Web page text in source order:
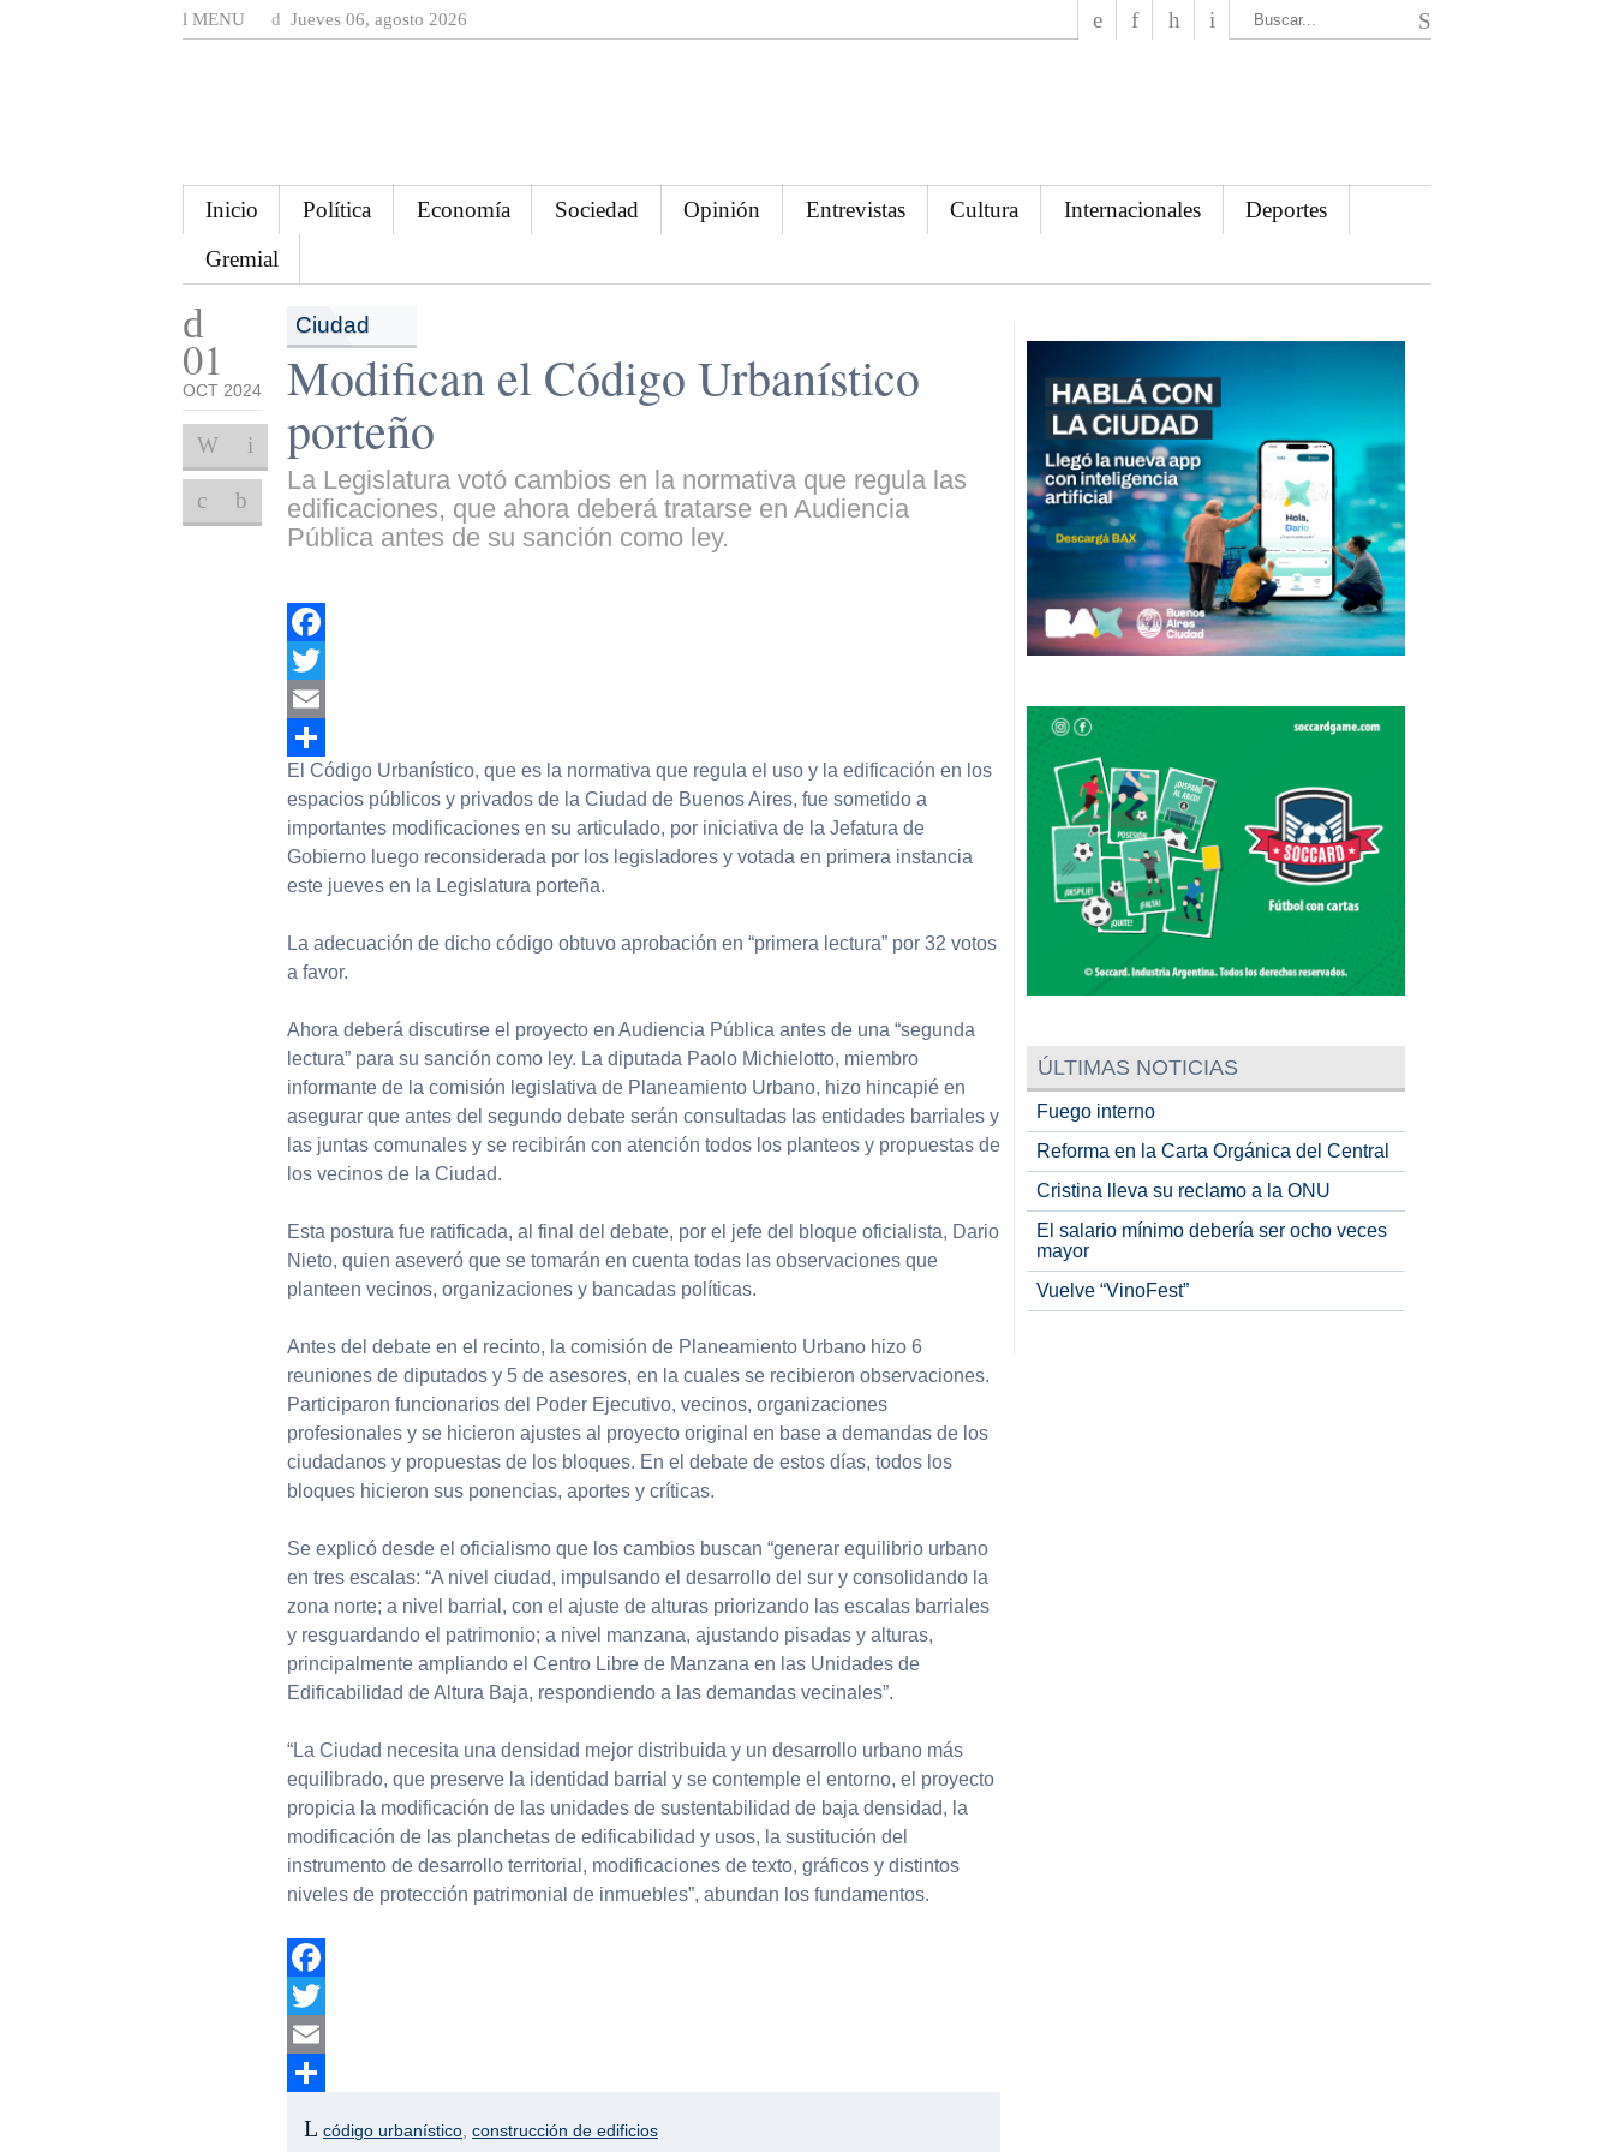
MENU Jueves 06, agosto 2026
Inicio Política Economía Sociedad Opinión Entrevistas Cultura Internacionales
Deportes
Gremial
01
OCT 2024
Ciudad
Modifican el Código Urbanístico
porteño
La Legislatura votó cambios en la normativa que regula las
edificaciones, que ahora deberá tratarse en Audiencia
Pública antes de su sanción como ley.
Facebook
Twitter
Email
Compartir
El Código Urbanístico, que es la normativa que regula el uso y la edificación en los
espacios públicos y privados de la Ciudad de Buenos Aires, fue sometido a
importantes modificaciones en su articulado, por iniciativa de la Jefatura de
Gobierno luego reconsiderada por los legisladores y votada en primera instancia
este jueves en la Legislatura porteña.
La adecuación de dicho código obtuvo aprobación en “primera lectura” por 32 votos
a favor.
Ahora deberá discutirse el proyecto en Audiencia Pública antes de una “segunda
lectura” para su sanción como ley. La diputada Paolo Michielotto, miembro
informante de la comisión legislativa de Planeamiento Urbano, hizo hincapié en
asegurar que antes del segundo debate serán consultadas las entidades barriales y
las juntas comunales y se recibirán con atención todos los planteos y propuestas de
los vecinos de la Ciudad.
Esta postura fue ratificada, al final del debate, por el jefe del bloque oficialista, Dario
Nieto, quien aseveró que se tomarán en cuenta todas las observaciones que
planteen vecinos, organizaciones y bancadas políticas.
Antes del debate en el recinto, la comisión de Planeamiento Urbano hizo 6
reuniones de diputados y 5 de asesores, en la cuales se recibieron observaciones.
Participaron funcionarios del Poder Ejecutivo, vecinos, organizaciones
profesionales y se hicieron ajustes al proyecto original en base a demandas de los
ciudadanos y propuestas de los bloques. En el debate de estos días, todos los
bloques hicieron sus ponencias, aportes y críticas.
Se explicó desde el oficialismo que los cambios buscan “generar equilibrio urbano
en tres escalas: “A nivel ciudad, impulsando el desarrollo del sur y consolidando la
zona norte; a nivel barrial, con el ajuste de alturas priorizando las escalas barriales
y resguardando el patrimonio; a nivel manzana, ajustando pisadas y alturas,
principalmente ampliando el Centro Libre de Manzana en las Unidades de
Edificabilidad de Altura Baja, respondiendo a las demandas vecinales”.
“La Ciudad necesita una densidad mejor distribuida y un desarrollo urbano más
equilibrado, que preserve la identidad barrial y se contemple el entorno, el proyecto
propicia la modificación de las unidades de sustentabilidad de baja densidad, la
modificación de las planchetas de edificabilidad y usos, la sustitución del
instrumento de desarrollo territorial, modificaciones de texto, gráficos y distintos
niveles de protección patrimonial de inmuebles”, abundan los fundamentos.
Facebook
Twitter
Email
código urbanístico ,construcción de edificios
ÚLTIMAS NOTICIAS
Fuego interno
Reforma en la Carta Orgánica del Central
Cristina lleva su reclamo a la ONU
El salario mínimo debería ser ocho veces
mayor
Vuelve “VinoFest”